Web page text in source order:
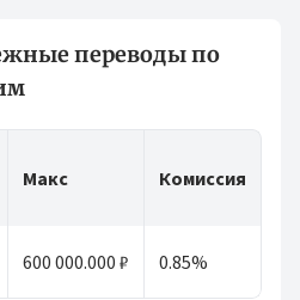
переводы по
Макс Комиссия
600 000.000 ₽ 0.85%